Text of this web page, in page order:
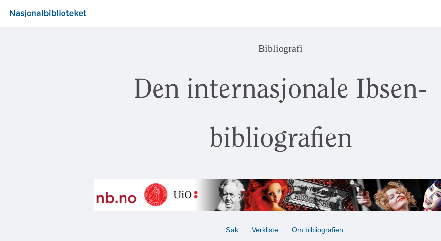
Bibliografi
Den internasjonale Ibsen-
bibliografien
Søk Verkliste Om bibliografien